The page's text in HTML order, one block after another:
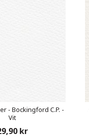
- Bockingford C.P. -
Vit
kr